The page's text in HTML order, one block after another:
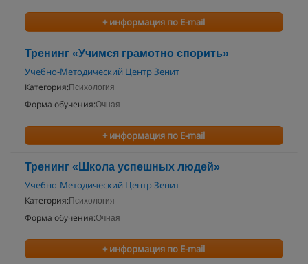
+ информация по E-mail
Тренинг «Учимся грамотно спорить»
Учебно-Методический Центр Зенит
Категория: Психология
Форма обучения:Очная
+ информация по E-mail
Тренинг «Школа успешных людей»
Учебно-Методический Центр Зенит
Категория: Психология
Форма обучения:Очная
+ информация по E-mail